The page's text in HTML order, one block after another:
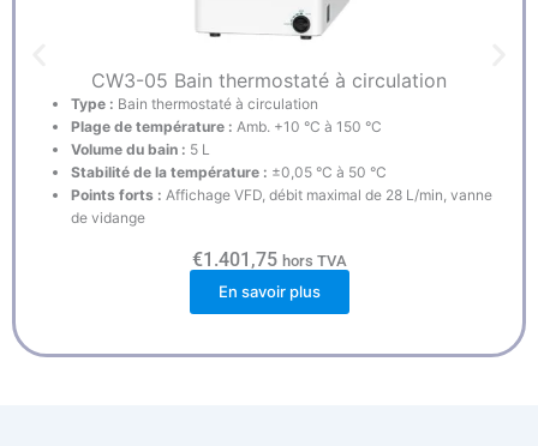
CW3-05 Bain thermostaté à circulation
Type : Bain thermostaté à circulation
Plage de température : Amb. +10 °C à 150 °C
Volume du bain : 5 L
Stabilité de la température : ±0,05 °C à 50 °C
Points forts : Affichage VFD, débit maximal de 28 L/min, vanne
de vidange
€1.401,75 hors TVA
En savoir plus